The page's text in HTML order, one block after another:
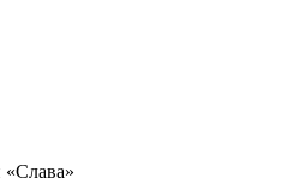
«Слава»